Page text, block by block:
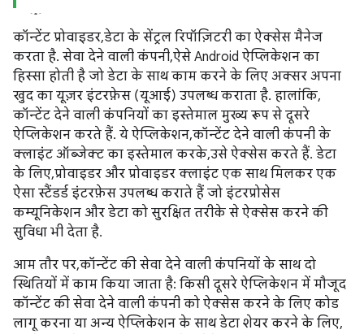
कॉन्टेंट प्रोवाइडर, डेटा के सेंट्रल रिपॉज़िटरी का ऐक्सेस मैनेज
करता है. सेवा देने वाली कंपनी, ऐसे Android ऐप्लिकेशन का
हिस्सा होती है जो डेटा के साथ काम करने के लिए अक्सर अपना
खुद का यूज़र इंटरफ़ेस (यूआई) उपलब्ध कराता है. हालांकि,
कॉन्टेंट देने वाली कंपनियों का इस्तेमाल मुख्य रूप से दूसरे
ऐप्लिकेशन करते हैं. ये ऐप्लिकेशन, कॉन्टेंट देने वाली कंपनी के
क्लाइंट ऑब्जेक्ट का इस्तेमाल करके, उसे ऐक्सेस करते हैं. डेटा
के लिए, प्रोवाइडर और प्रोवाइडर क्लाइंट एक साथ मिलकर एक
ऐसा स्टैंडर्ड इंटरफ़ेस उपलब्ध कराते हैं जो इंटरप्रोसेस
कम्यूनिकेशन और डेटा को सुरक्षित तरीके से ऐक्सेस करने की
सुविधा भी देता है.
आम तौर पर, कॉन्टेंट की सेवा देने वाली कंपनियों के साथ दो
स्थितियों में काम किया जाता है: किसी दूसरे ऐप्लिकेशन में मौजूद
कॉन्टेंट की सेवा देने वाली कंपनी को ऐक्सेस करने के लिए कोड
लागू करना या अन्य ऐप्लिकेशन के साथ डेटा शेयर करने के लिए,